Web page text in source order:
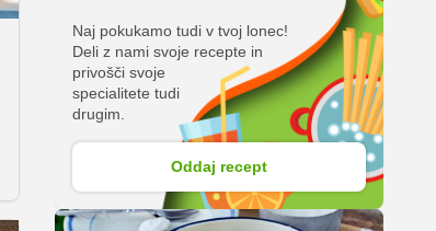
Naj pokukamo tudi v tvoj lonec!
Deli z nami svoje recepte in
privošči svoje
specialitete tudi
drugim.
Oddaj recept